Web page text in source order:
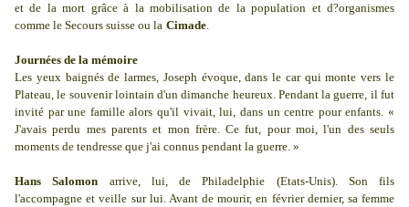
et de la mort grâce à la mobilisation de la population et d?organismes
comme le Secours suisse ou la Cimade.
Journées de la mémoire
Les yeux baignés de larmes, Joseph évoque, dans le car qui monte vers le
Plateau, le souvenir lointain d'un dimanche heureux. Pendant la guerre, il fut
invité par une famille alors qu'il vivait, lui, dans un centre pour enfants. «
J'avais perdu mes parents et mon frère. Ce fut, pour moi, l'un des seuls
moments de tendresse que j'ai connus pendant la guerre. »
Hans Salomon arrive, lui, de Philadelphie (Etats-Unis). Son fils
l'accompagne et veille sur lui. Avant de mourir, en février dernier, sa femme